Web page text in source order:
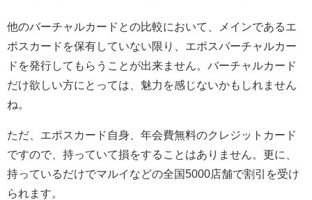
他のバーチャルカードとの比較において、メインであるエ
ポスカードを保有していない限り、エポスバーチャルカー
ドを発行してもらうことが出来ません。バーチャルカード
だけ欲しい方にとっては、魅力を感じないかもしれません
ね。
ただ、エポスカード自身、年会費無料のクレジットカード
ですので、持っていて損をすることはありません。更に、
持っているだけでマルイなどの全国5000店舗で割引を受け
られます。